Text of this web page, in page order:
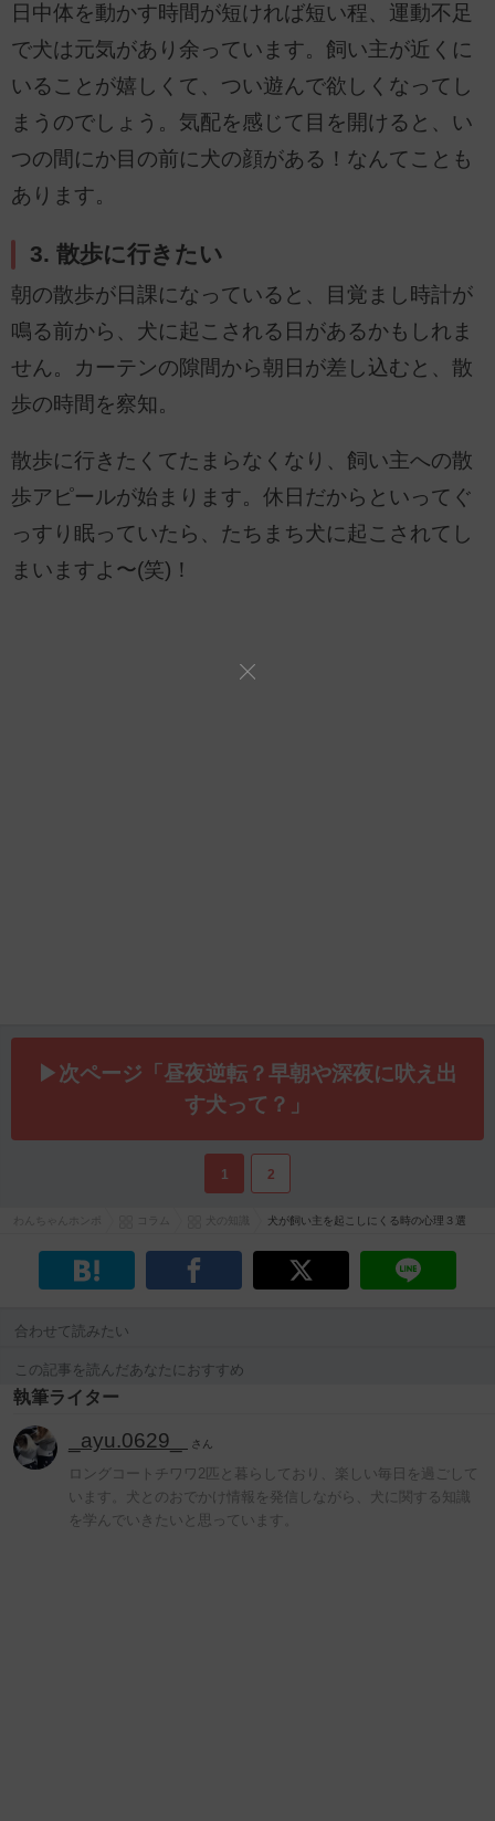
日中体を動かす時間が短ければ短い程、運動不足
で犬は元気があり余っています。飼い主が近くに
いることが嬉しくて、つい遊んで欲しくなってし
まうのでしょう。気配を感じて目を開けると、い
つの間にか目の前に犬の顔がある！なんてことも
あります。
3. 散歩に行きたい
朝の散歩が日課になっていると、目覚まし時計が
鳴る前から、犬に起こされる日があるかもしれま
せん。カーテンの隙間から朝日が差し込むと、散
歩の時間を察知。
散歩に行きたくてたまらなくなり、飼い主への散
歩アピールが始まります。休日だからといってぐ
っすり眠っていたら、たちまち犬に起こされてし
まいますよ〜(笑)！
▶次ページ「昼夜逆転？早朝や深夜に吠え出
す犬って？」
1 2
犬が飼い主を起こしにくる時の心理３選
合わせて読みたい
この記事を読んだあなたにおすすめ
執筆ライター
_ayu.0629_ さん
ロングコートチワワ2匹と暮らしており、楽しい毎日を過ごして
います。犬とのおでかけ情報を発信しながら、犬に関する知識
を学んでいきたいと思っています。